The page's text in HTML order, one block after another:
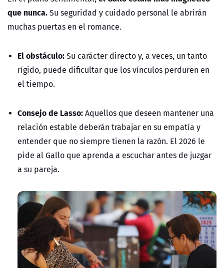
que nunca.Su seguridad y cuidado personal le abrirán
muchas puertas en el romance.
El obstáculo:Su carácter directo y, a veces, un tanto
rígido, puede dificultar que los vínculos perduren en
el tiempo.
Consejo de Lasso:Aquellos que deseen mantener una
relación estable deberán trabajar en su empatía y
entender que no siempre tienen la razón. El 2026 le
pide al Gallo que aprenda a escuchar antes de juzgar
a su pareja.